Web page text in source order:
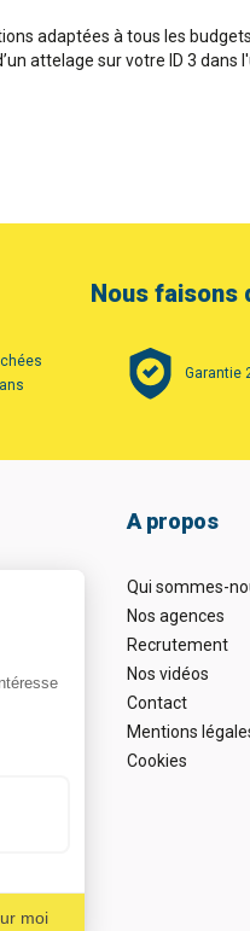
adaptées à tous les
attelage sur votre ID 3 dans
Nous
Garantie
A propos
Qui sommes-
Nos agences
Recrutement
Nos vidéos
Contact
Mentions
Cookies